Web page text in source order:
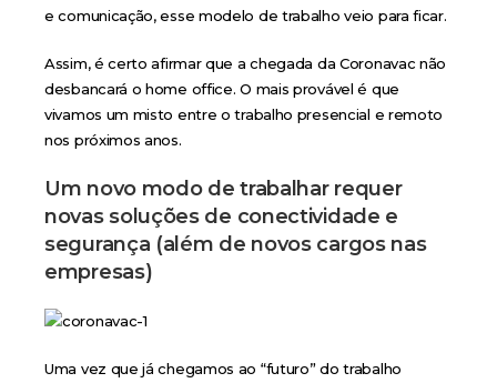
e comunicação, esse modelo de trabalho veio para ficar.
Assim, é certo afirmar que a chegada da Coronavac não
desbancará o home office. O mais provável é que
vivamos um misto entre o trabalho presencial e remoto
nos próximos anos.
Um novo modo de trabalhar requer
novas soluções de conectividade e
segurança (além de novos cargos nas
empresas)
Uma vez que já chegamos ao “futuro” do trabalho